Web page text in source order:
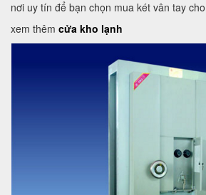
nơi uy tín để bạn chọn mua két vân tay
xem thêm cửa kho lạnh